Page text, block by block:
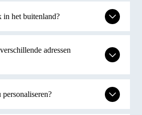
het buitenland?
adressen